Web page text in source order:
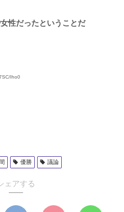
性だったということだ
Iho0
優勝 議論
ェアする